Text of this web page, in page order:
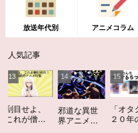
放送年代別 アニメコラム
人気記事
よ、
僧侶
邪道な異世
界アニメ
「オタク歴
２０年の私